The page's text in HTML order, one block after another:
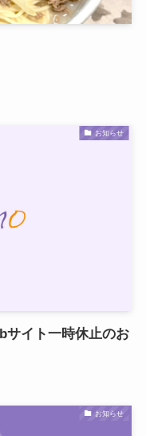
お知らせ
サイト一時休止のお
お知らせ